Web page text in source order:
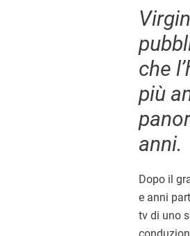
che
più
anni.
Dopo il
e anni
tv di uno